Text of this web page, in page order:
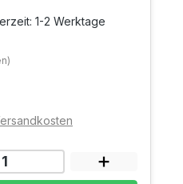
1-2 Werktage